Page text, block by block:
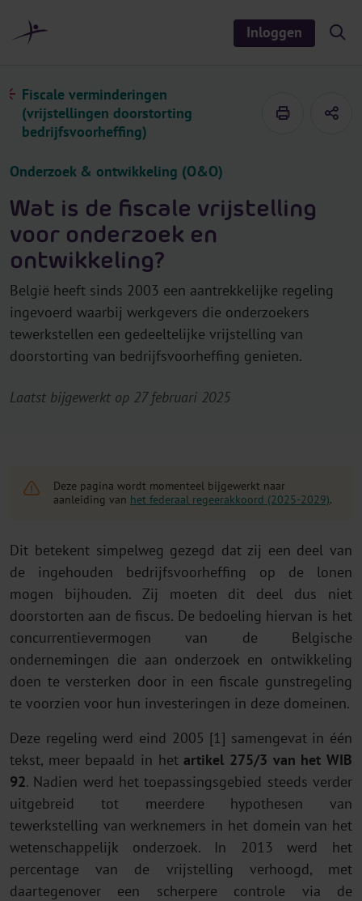
Inloggen
S
i
Fiscale verminderingen
(vrijstellingen doorstorting
bedrijfsvoorheffing)
Onderzoek & ontwikkeling (O&O)
Wat is de fiscale vrijstelling
voor onderzoek en
ontwikkeling?
België heeft sinds 2003 een aantrekkelijke regeling
ingevoerd waarbij werkgevers die onderzoekers
tewerkstellen een gedeeltelijke vrijstelling van
doorstorting van bedrijfsvoorheffing genieten.
Laatst bijgewerkt op 27 februari 2025
Deze pagina wordt momenteel bijgewerkt naar
aanleiding van het federaal regeerakkoord (2025-2029).
Dit betekent simpelweg gezegd dat zij een deel van
de ingehouden bedrijfsvoorheffing op de lonen
mogen bijhouden. Zij moeten dit deel dus niet
doorstorten aan de fiscus. De bedoeling hiervan is het
concurrentievermogen van de Belgische
ondernemingen die aan onderzoek en ontwikkeling
doen te versterken door in een fiscale gunstregeling
te voorzien voor hun investeringen in deze domeinen.
Deze regeling werd eind 2005 [1] samengevat in één
tekst, meer bepaald in hetartikel 275/3 van het WIB
92. Nadien werd het toepassingsgebied steeds verder
uitgebreid tot meerdere hypothesen van
tewerkstelling van werknemers in het domein van het
wetenschappelijk onderzoek. In 2013 werd het
percentage van de vrijstelling verhoogd, met
daartegenover een scherpere controle via de